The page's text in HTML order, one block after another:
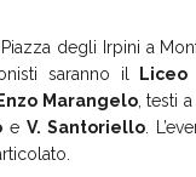
Piazza degli Irpini a
saranno il Liceo
Marangelo, testi
e V. Santoriello.